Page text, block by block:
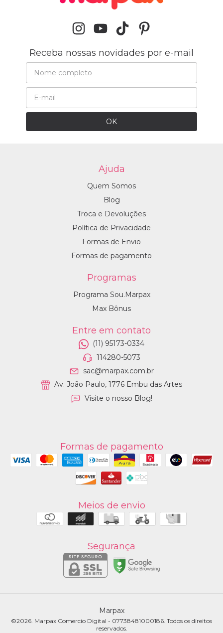
Receba nossas novidades por e-mail
Ajuda
Quem Somos
Blog
Troca e Devoluções
Política de Privacidade
Formas de Envio
Formas de pagamento
Programas
Programa Sou.Marpax
Max Bônus
Entre em contato
(11) 95173-0334
114280-5073
sac@marpax.com.br
Av. João Paulo, 1776 Embu das Artes
Visite o nosso Blog!
Formas de pagamento
Meios de envio
Segurança
Marpax
©2026. Marpax Comercio Digital - 07738481000186. Todos os direitos
reservados.